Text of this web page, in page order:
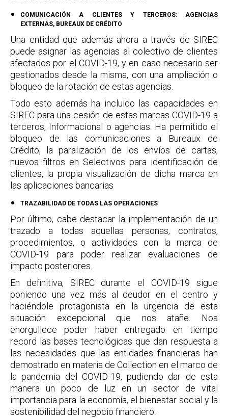
COMUNICACIÓN A CLIENTES Y TERCEROS: AGENCIAS
EXTERNAS, BUREAUX DE CRÉDITO
Una entidad que además ahora a través de SIREC
puede asignar las agencias al colectivo de clientes
afectados por el COVID-19, y en caso necesario ser
gestionados desde la misma, con una ampliación o
bloqueo de la rotación de estas agencias.
Todo esto además ha incluido las capacidades en
SIREC para una cesión de estas marcas COVID-19 a
terceros, Informacional o agencias. Ha permitido el
bloqueo de las comunicaciones a Bureaux de
Crédito, la paralización de los envíos de cartas,
nuevos filtros en Selectivos para identificación de
clientes, la propia visualización de dicha marca en
las aplicaciones bancarias
TRAZABILIDAD DE TODAS LAS OPERACIONES
Por último, cabe destacar la implementación de un
trazado a todas aquellas personas, contratos,
procedimientos, o actividades con la marca de
COVID-19 para poder realizar evaluaciones de
impacto posteriores.
En definitiva, SIREC durante el COVID-19 sigue
poniendo una vez más al deudor en el centro y
haciéndole protagonista en la urgencia de esta
situación excepcional que nos atañe. Nos
enorgullece poder haber entregado en tiempo
record las bases tecnológicas que dan respuesta a
las necesidades que las entidades financieras han
demostrado en materia de Collection en el marco de
la pandemia del COVID-19, pudiendo dar de esta
manera un poco de luz en un sector de vital
importancia para la economía, el bienestar social y la
sostenibilidad del negocio financiero.